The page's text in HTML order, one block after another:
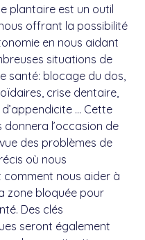
plantaire est un outil
offrant la possibilité
en nous aidant
situations de
santé: blocage du dos,
crise dentaire,
… Cette
donnera l’occasion de
des problèmes de
où nous
nous aider à
zone bloquée pour
Des clés
seront également